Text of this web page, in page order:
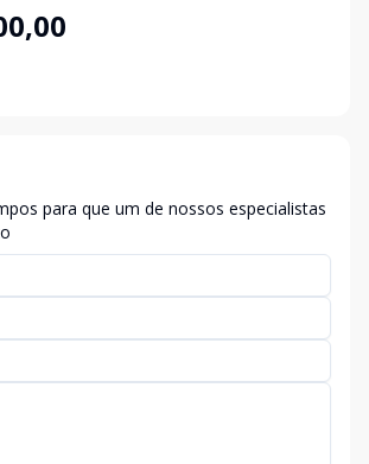
para que um de nossos especialistas